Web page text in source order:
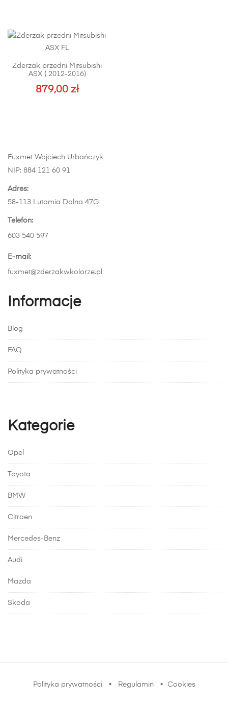
Zderzak przedni Mitsubishi
ASX ( 2012-2016)
879,00 zł
Fuxmet Wojciech Urbańczyk
NIP: 884 121 60 91
Adres:
58-113 Lutomia Dolna 47G
Telefon:
603 540 597
E-mail:
fuxmet@zderzakwkolorze.pl
Informacje
Blog
FAQ
Polityka prywatności
Kategorie
Opel
Toyota
BMW
Citroen
Mercedes-Benz
Audi
Mazda
Skoda
Polityka prywatności• Regulamin• Cookies